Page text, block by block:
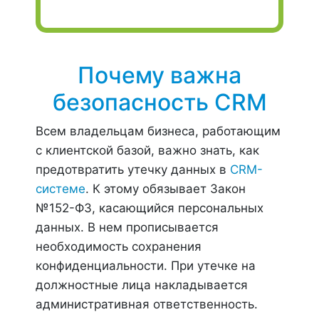
Почему важна
безопасность CRM
Всем владельцам бизнеса, работающим
с клиентской базой, важно знать, как
предотвратить утечку данных в CRM-
системе. К этому обязывает Закон
№152-ФЗ, касающийся персональных
данных. В нем прописывается
необходимость сохранения
конфиденциальности. При утечке на
должностные лица накладывается
административная ответственность.